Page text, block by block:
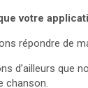
votre
répondre de
d’ailleurs que
chanson.